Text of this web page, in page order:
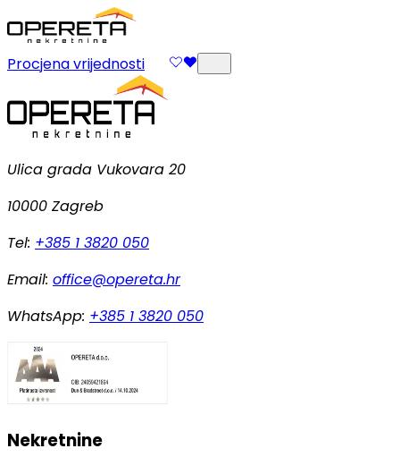
Procjena vrijednosti
Ulica grada Vukovara 20
10000 Zagreb
Tel: +385 1 3820 050
Email: office@opereta.hr
WhatsApp: +385 1 3820 050
Nekretnine